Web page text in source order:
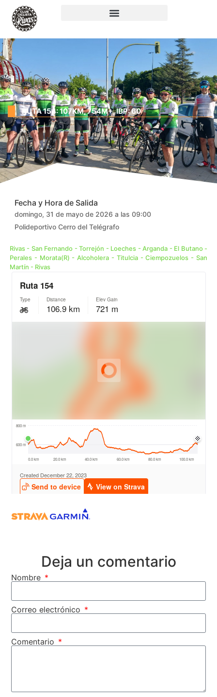
RUTA 154: 107KM, 754M+, IBP: 60
Fecha y Hora de Salida
domingo, 31 de mayo de 2026 a las 09:00
Polideportivo Cerro del Telégrafo
Rivas - San Fernando - Torrejón - Loeches - Arganda - El Butano -
Perales - Morata(R) - Alcoholera - Titulcia - Ciempozuelos - San
Martín - Rivas
Deja un comentario
Nombre
Correo electrónico
Comentario